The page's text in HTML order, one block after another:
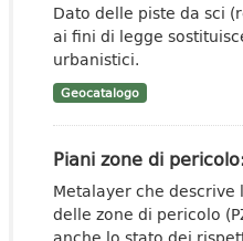
Dato delle piste da sci
ai fini di legge
urbanistici.
Geocatalogo
Piani zone di
Metalayer che
delle zone di pericolo